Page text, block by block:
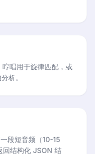
唱用于旋律匹配，或
析。
段短音频（10-15
回结构化 JSON 结